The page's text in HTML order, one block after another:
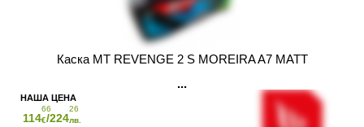
Каска MT REVENGE 2 S MOREIRA A7 MATT
114
66
€/224
26
лв.